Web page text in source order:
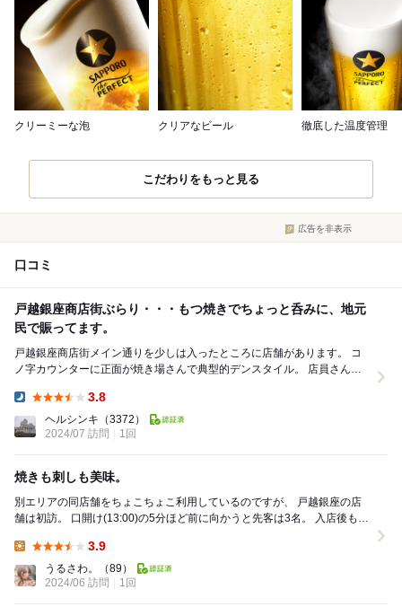
クリーミーな泡 クリアなビール 徹底した温度管理
こだわりをもっと見る
広告を非表示
口コミ
戸越銀座商店街ぶらり・・・もつ焼きでちょっと呑みに、地元
民で賑ってます。
戸越銀座商店街メイン通りを少しは入ったところに店舗があります。 コ
ノ字カウンターに正面が焼き場さんで典型的デンスタイル。 店員さんの
3.8
ヘルシンキ （3372）
2024/07 訪問
1回
焼きも刺しも美味。
別エリアの同店舗をちょこちょこ利用しているのですが、 戸越銀座の店
舗は初訪。 口開け(13:00)の5分ほど前に向かうと先客は3名。 入店後もす
3.9
うるさわ。
（89）
2024/06 訪問
1回